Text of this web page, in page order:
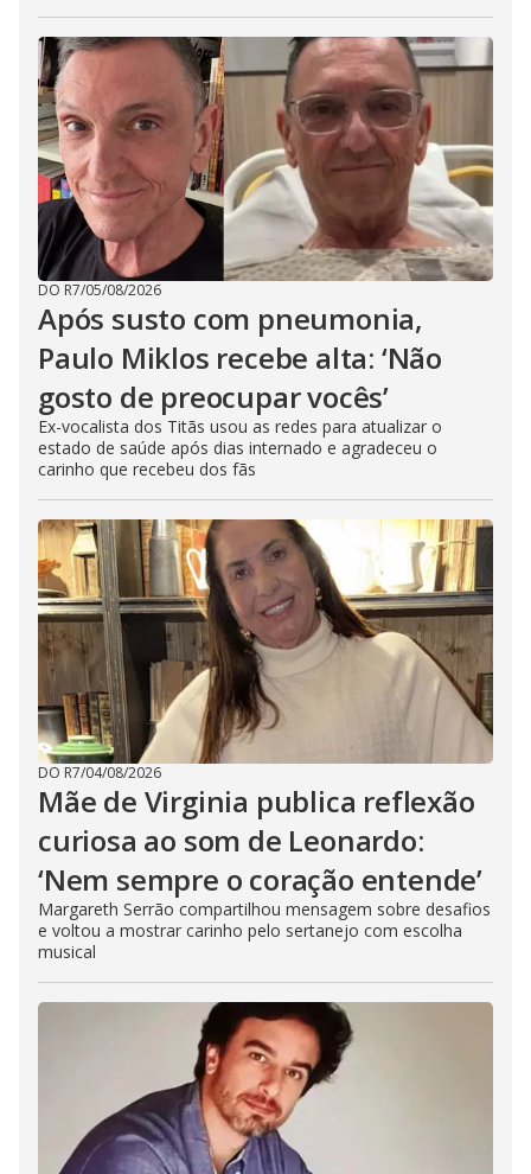
DO R7/05/08/2026
Após susto com pneumonia,
Paulo Miklos recebe alta: ‘Não
gosto de preocupar vocês’
Ex-vocalista dos Titãs usou as redes para atualizar o
estado de saúde após dias internado e agradeceu o
carinho que recebeu dos fãs
DO R7/04/08/2026
Mãe de Virginia publica reflexão
curiosa ao som de Leonardo:
‘Nem sempre o coração entende’
Margareth Serrão compartilhou mensagem sobre desafios
e voltou a mostrar carinho pelo sertanejo com escolha
musical